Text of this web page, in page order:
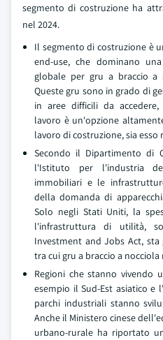
segmento di costruzione ha
nel 2024.
Il segmento di costruzione è
end-use, che dominano
globale per gru a braccio a
Queste gru sono in grado di
in aree difficili da
lavoro è un'opzione
lavoro di costruzione, sia
Secondo il Dipartimento di
l'Istituto per l'industria
immobiliari e le
della domanda di
Solo negli Stati Uniti, la
l'infrastruttura di utilità,
Investment and Jobs Act,
tra cui gru a braccio a
Regioni che stanno vivendo
esempio il Sud-Est asiatico e
parchi industriali stanno
Anche il Ministero cinese
urbano-rurale ha riportato